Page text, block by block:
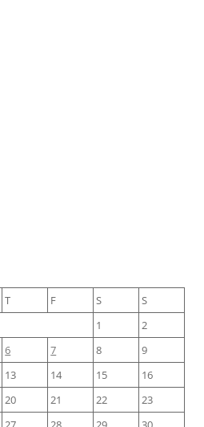
T F S
S
1
2
6 7 8
9
13 14 15
16
20 21 22
23